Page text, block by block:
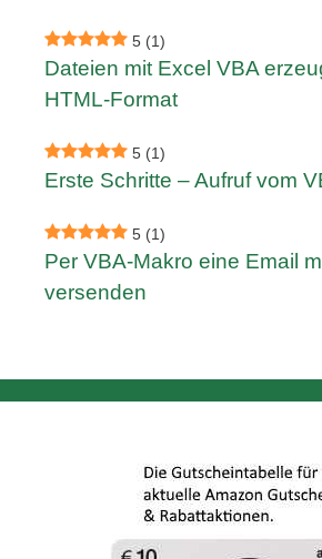
5 (1)
Dateien mit Excel VBA
HTML-Format
5 (1)
Erste Schritte – Aufruf vom
5 (1)
Per VBA-Makro eine Email
versenden